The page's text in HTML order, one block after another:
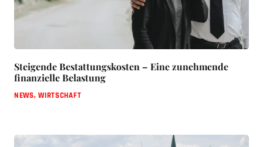
Steigende Bestattungskosten – Eine zunehmende
finanzielle Belastung
NEWS,WIRTSCHAFT